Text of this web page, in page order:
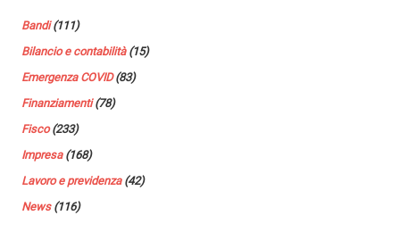
Bandi(111)
Bilancio e contabilità(15)
Emergenza COVID(83)
Finanziamenti(78)
Fisco(233)
Impresa(168)
Lavoro e previdenza(42)
News(116)